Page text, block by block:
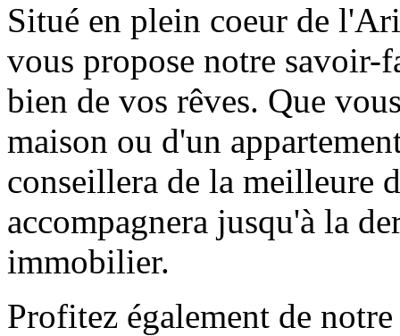
Situé en plein coeur de
vous propose notre
bien de vos rêves. Que
maison ou d'un
conseillera de la meilleure
accompagnera jusqu'à la
immobilier.
Profitez également de